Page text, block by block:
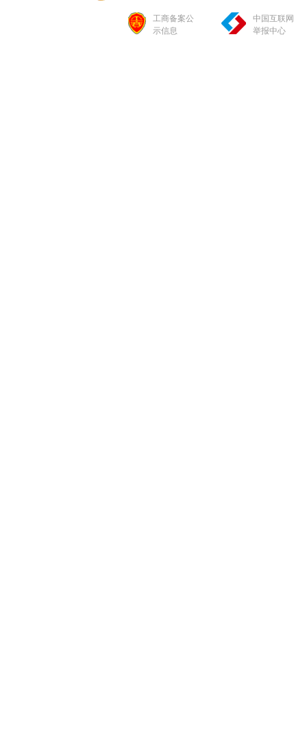
工商备案公
示信息
中国互联网
举报中心